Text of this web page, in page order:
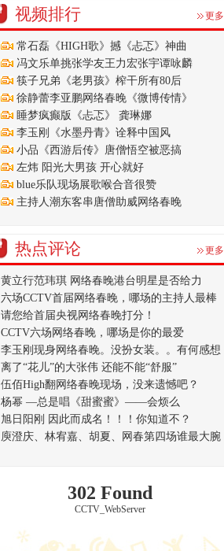
视频排行 更多
常石磊《HIGH歌》撼《忐忑》神曲
冯文乐单挑张学友王力宏张宇谭咏麟
筷子兄弟《老男孩》榨干所有80后
徐静蕾李亚鹏网络春晚《微博传情》
睡梦疯癫版《忐忑》 龚琳娜
李玉刚《水墨丹青》诠释中国风
小品《西游后传》唐僧悟空被恶搞
左炜 阳光大男孩 开心就好
blue乐队现场展歌喉合音很赞
主持人潮东客串唐僧助威网络春晚
热点评论 更多
黄立行范玮琪 网络春晚港台明星是否给力
六场CCTV首届网络春晚，哪场的主持人最棒
请您给首届央视网络春晚打分！
CCTV六场网络春晚，哪场是你的最爱
李玉刚现身网络春晚。没扮女装。。有何感想
离了“花儿”的大张伟 还能不能“舒服”
伍佰High翻网络春晚现场，没来遗憾吧？
杨幂 —总是唱《甜蜜蜜》——会烦么
旭日阳刚 因此而成名！！！你知道不？
庾澄庆、林宥嘉、胡夏、网春第四场谁最大腕
302 Found
CCTV_WebServer